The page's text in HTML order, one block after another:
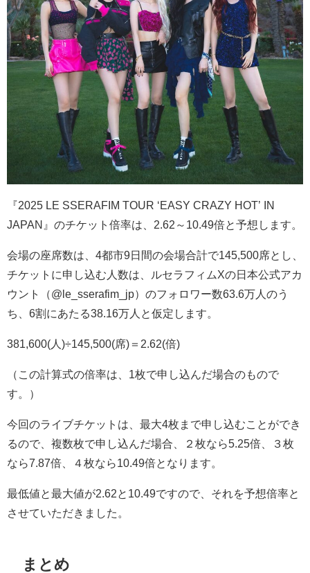
『2025 LE SSERAFIM TOUR ‘EASY CRAZY HOT’ IN
JAPAN 』のチケット倍率は、 2.62 ～ 10.49倍と予想します。
会場の座席数は、 4都市9日間の会場合計で145,500席とし、
チケットに申し込む人数は、ルセラフィムXの日本公式アカ
ウント（@le_sserafim_jp）のフォロワー数63.6万人のう
ち、 6割にあたる38.16万人と仮定します。
381,600( 人 )÷145,500(席) ＝ 2.62(倍)
（この計算式の倍率は、 1 枚で申し込んだ場合のもので
す。）
今回のライブチケットは、最大4枚まで申し込むことができ
るので、複数枚で申し込んだ場合、２枚なら5.25倍、３枚
なら7.87倍、４枚なら10.49倍となります。
最低値と最大値が2.62 と 10.49ですので、それを予想倍率と
させていただきました。
まとめ